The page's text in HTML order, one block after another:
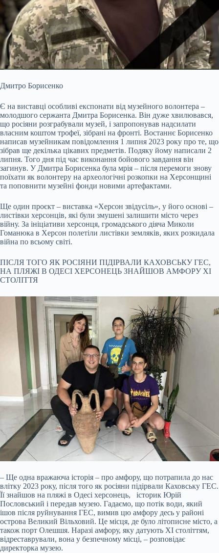
Дмитро Борисенко
Є на виставці особливі експонати від музейного волонтера –
молодшого сержанта Дмитра Борисенка. Він дуже хвилювався,
що росіяни розграбували музей, і запропонував надсилати
власним коштом трофеї, зібрані на фронті. Востаннє Борисенко
написав музейникам повідомлення 1 липня 2023 року про те, що
зібрав ще декілька цікавих предметів. Подяку йому написали 2
липня. Того дня під час виконання бойового завдання він
загинув. У Дмитра Борисенка була мрія – після перемоги знову
поїхати як волонтеру на археологічні розкопки на Херсонщині
та поповнити музейні фонди новими артефактами.
Ще один проєкт – виставка «Херсон звідусіль», у його основі –
листівки херсонців, які були змушені залишити місто через
війну. За ініціативи херсонця, громадського діяча Миколи
Гоманюка в Херсон полетіли листівки земляків, яких розкидала
війна по всьому світі.
ПІСЛЯ ТОГО ЯК РОСІЯНИ ПІДІРВАЛИ КАХОВСЬКУ ГЕС,
НА ПЛЯЖІ В ОДЕСІ ХЕРСОНЕЦЬ ЗНАЙШОВ АМФОРУ XI
СТОЛІТТЯ
– Ще одна вражаюча історія – про амфору, що потрапила до нас
влітку 2023 року, після того як росіяни підірвали Каховську ГЕС.
Її знайшов на пляжі в Одесі херсонець, історик Юрій
Пословський і передав музею. Гадаємо, що потік води, який
ішов після руйнування ГЕС, вимив цю амфору десь у районі
острова Великий Вільховий. Це місця, де було літописне місто, а
також порт Олешшя. Наразі амфору, яку датують XI століттям,
відреставрували, вона у безпечному місці, – розповідає
директорка музею.